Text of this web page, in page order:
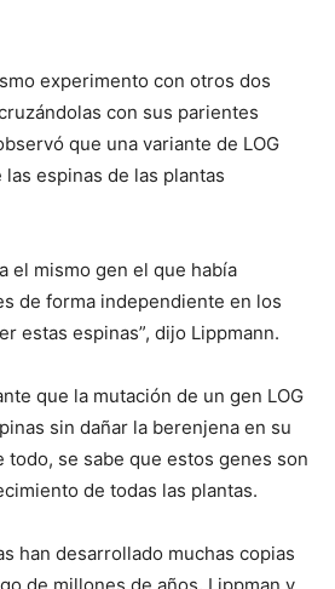
experimento con otros dos
con sus parientes
que una variante de LOG
espinas de las plantas
el mismo gen el que había
de forma independiente en los
estas espinas”, dijo Lippmann.
que la mutación de un gen LOG
sin dañar la berenjena en su
todo, se sabe que estos genes son
de todas las plantas.
han desarrollado muchas copias